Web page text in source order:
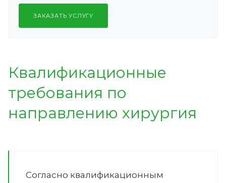
ЗАКАЗАТЬ УСЛУГУ
Квалификационные
требования по
направлению хирургия
Согласно квалификационным